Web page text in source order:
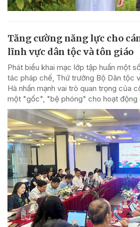
Tăng cường năng lực cho
lĩnh vực dân tộc và tôn giáo
Phát biểu khai mạc lớp tập huấn một
tác pháp chế, Thứ trưởng Bộ Dân tộc
Hà nhấn mạnh vai trò quan trọng của
một "gốc", "bệ phóng" cho hoạt động